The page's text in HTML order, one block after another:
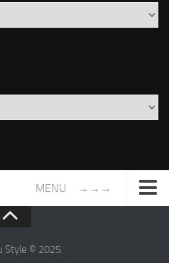
MENU →→→
Style © 2025.